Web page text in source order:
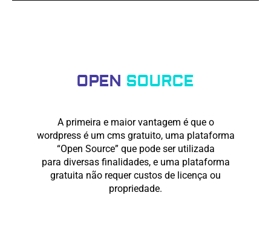
OPEN SOURCE
A primeira e maior vantagem é que o
wordpress é um cms gratuito, uma plataforma
“Open Source” que pode ser utilizada
para diversas finalidades, e uma plataforma
gratuita não requer custos de licença ou
propriedade.